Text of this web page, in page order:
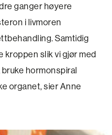
ganger høyere
i livmoren
Samtidig
kroppen slik vi gjør med
hormonspiral
organet, sier Anne